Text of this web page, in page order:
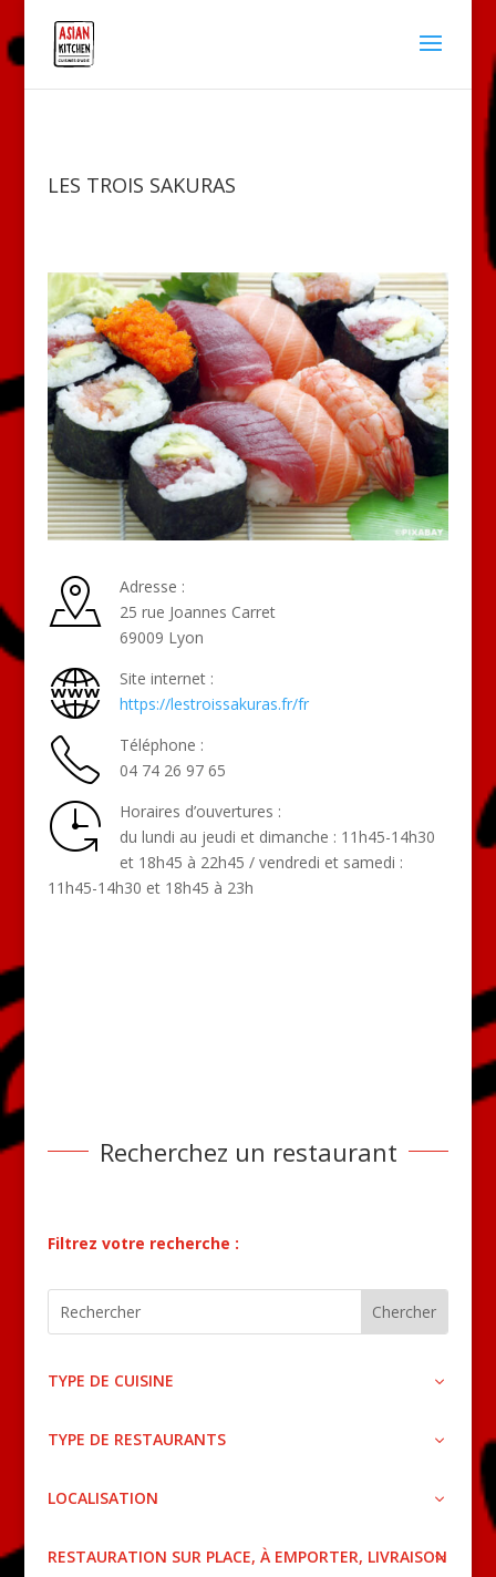
LES TROIS SAKURAS
Adresse :
25 rue Joannes Carret
69009 Lyon
Site internet :
https://lestroissakuras.fr/fr
Téléphone :
04 74 26 97 65
Horaires d’ouvertures :
du lundi au jeudi et dimanche : 11h45-14h30
et 18h45 à 22h45 / vendredi et samedi :
11h45-14h30 et 18h45 à 23h
Recherchez un restaurant
Filtrez votre recherche :
TYPE DE CUISINE
TYPE DE RESTAURANTS
LOCALISATION
RESTAURATION SUR PLACE, À EMPORTER, LIVRAISON